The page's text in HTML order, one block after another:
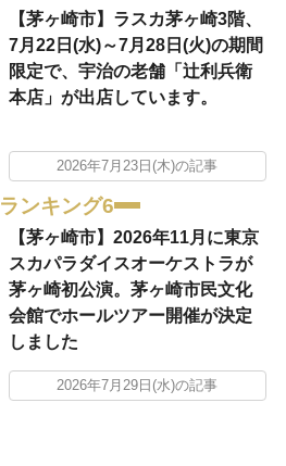
【茅ヶ崎市】ラスカ茅ヶ崎3階、
7月22日(水)～7月28日(火)の期間
限定で、宇治の老舗「辻利兵衛
本店」が出店しています。
2026年7月23日(木)の記事
ランキング6
【茅ヶ崎市】2026年11月に東京
スカパラダイスオーケストラが
茅ヶ崎初公演。茅ヶ崎市民文化
会館でホールツアー開催が決定
しました
2026年7月29日(水)の記事